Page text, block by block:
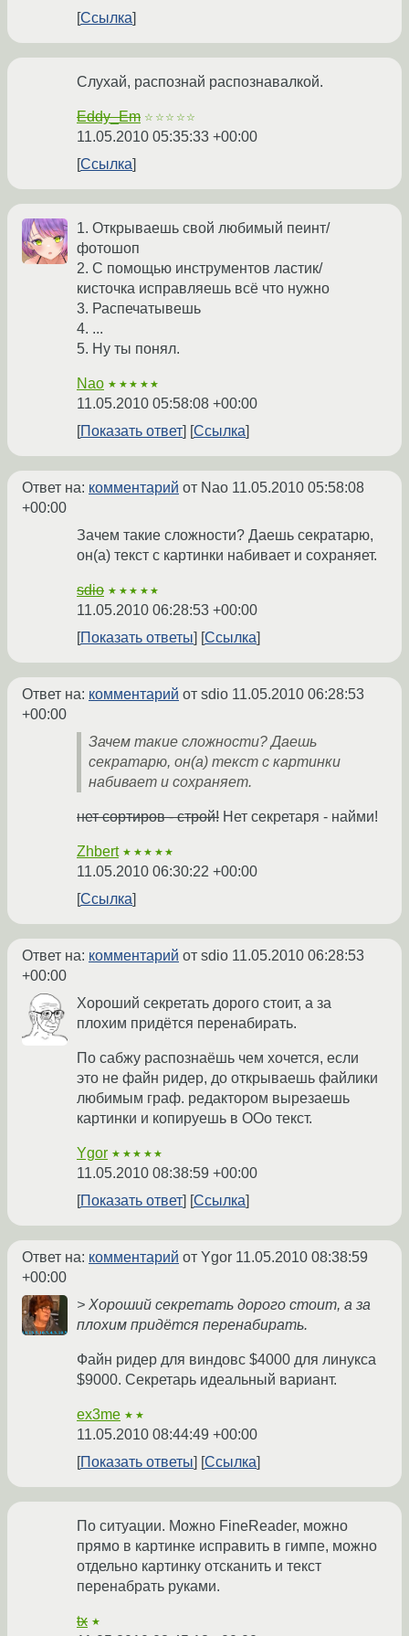
Ссылка
Слухай, распознай распознавалкой.
Eddy_Em ☆☆☆☆☆
11.05.2010 05:35:33 +00:00
Ссылка
1. Открываешь свой любимый пеинт/
фотошоп
2. С помощью инструментов ластик/
кисточка исправляешь всё что нужно
3. Распечатывешь
4. ...
5. Ну ты понял.
Nao ★★★★★
11.05.2010 05:58:08 +00:00
Показать ответ
Ссылка
Ответ на: комментарий от Nao 11.05.2010 05:58:08
+00:00
Зачем такие сложности? Даешь секратарю,
он(а) текст с картинки набивает и сохраняет.
sdio ★★★★★
11.05.2010 06:28:53 +00:00
Показать ответы
Ссылка
Ответ на: комментарий от sdio 11.05.2010 06:28:53
+00:00
Зачем такие сложности? Даешь
секратарю, он(а) текст с картинки
набивает и сохраняет.
нет сортиров - строй! Нет секретаря - найми!
Zhbert ★★★★★
11.05.2010 06:30:22 +00:00
Ссылка
Ответ на: комментарий от sdio 11.05.2010 06:28:53
+00:00
Хороший секретать дорого стоит, а за
плохим придётся перенабирать.
По сабжу распознаёшь чем хочется, если
это не файн ридер, до открываешь файлики
любимым граф. редактором вырезаешь
картинки и копируешь в ООо текст.
Ygor ★★★★★
11.05.2010 08:38:59 +00:00
Показать ответ
Ссылка
Ответ на: комментарий от Ygor 11.05.2010 08:38:59
+00:00
> Хороший секретать дорого стоит, а за
плохим придётся перенабирать.
Файн ридер для виндовс $4000 для линукса
$9000. Секретарь идеальный вариант.
ex3me ★★
11.05.2010 08:44:49 +00:00
Показать ответы
Ссылка
По ситуации. Можно FineReader, можно
прямо в картинке исправить в гимпе, можно
отдельно картинку отсканить и текст
перенабрать руками.
tx ★